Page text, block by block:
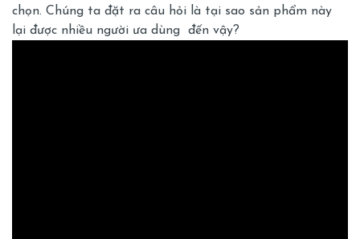
chọn. Chúng ta đặt ra câu hỏi là tại sao sản phẩm này
lại được nhiều người ưa dùng đến vậy?